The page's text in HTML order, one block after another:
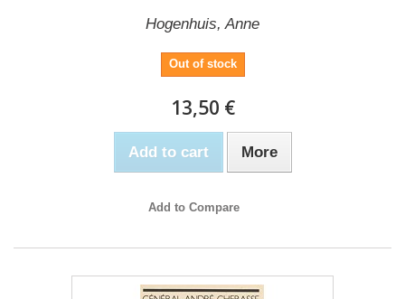
Hogenhuis, Anne
Out of stock
13,50 €
Add to cart More
Add to Compare